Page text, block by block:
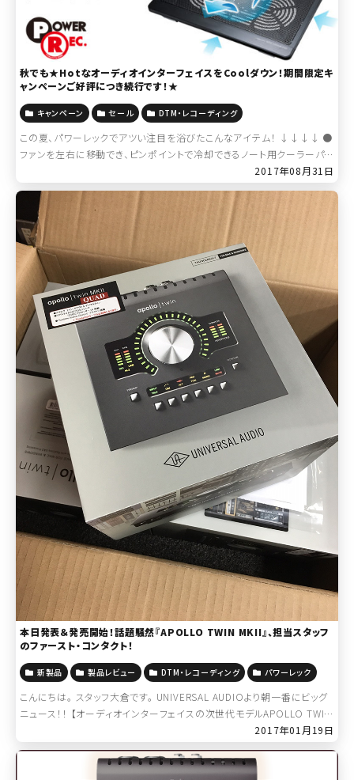
秋でも★HotなオーディオインターフェイスをCoolダウン！期間限定キ
ャンペーンご好評につき続行です！★
キャンペーン セール DTM・レコーディング
この夏、パワーレックでアツい注目を浴びたこんなアイテム！ ↓↓↓↓ ●
ファンを左右に移動でき、ピンポイントで冷却できるノート用クーラーパッ
ド。 SANWA SUPPLY（サンワサプライ） / TK-CLN22U 税込3, […]
2017年08月31日
本日発表＆発売開始！話題騒然『APOLLO TWIN MKII』、担当スタッフ
のファースト・コンタクト！
新製品 製品レビュー DTM・レコーディング パワーレック
こんにちは。 スタッフ大倉です。 UNIVERSAL AUDIOより朝一番にビッグ
ニュース！！ 【オーディオインターフェイスの次世代モデルAPOLLO TWIN
MKIIを3モデルのラインナップで2017年1月19日（木 […]2017年01月19日